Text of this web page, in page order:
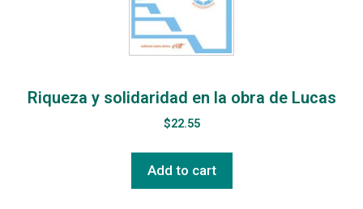
Riqueza y solidaridad en la obra de Lucas
$22.55
Add to cart